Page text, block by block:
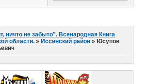
ничто не забыто". Всенародная Книга
области. »Иссинский район »Юсупов